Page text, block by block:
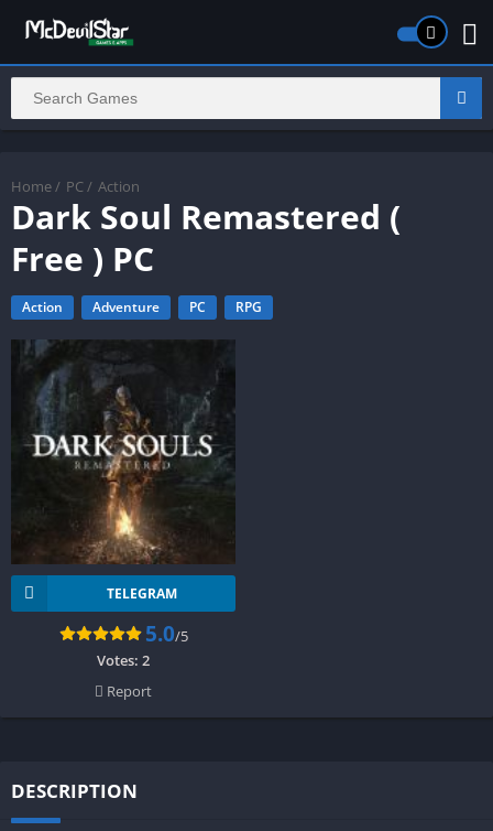
Home / PC / Action
Dark Soul Remastered (
Free ) PC
Action Adventure PC RPG
TELEGRAM
5.0/5
Votes: 2
Report
DESCRIPTION